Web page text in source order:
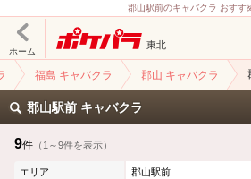
郡山駅前のキャバクラ おすす
ホーム
東北
福島 キャバクラ 郡山 キャバクラ
郡山駅前 キャバクラ
9件 （1～9件を表示）
エリア 郡山駅前